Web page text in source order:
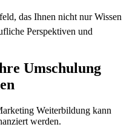
das Ihnen nicht nur Wissen
Perspektiven und
Umschulung
Weiterbildung kann
werden.